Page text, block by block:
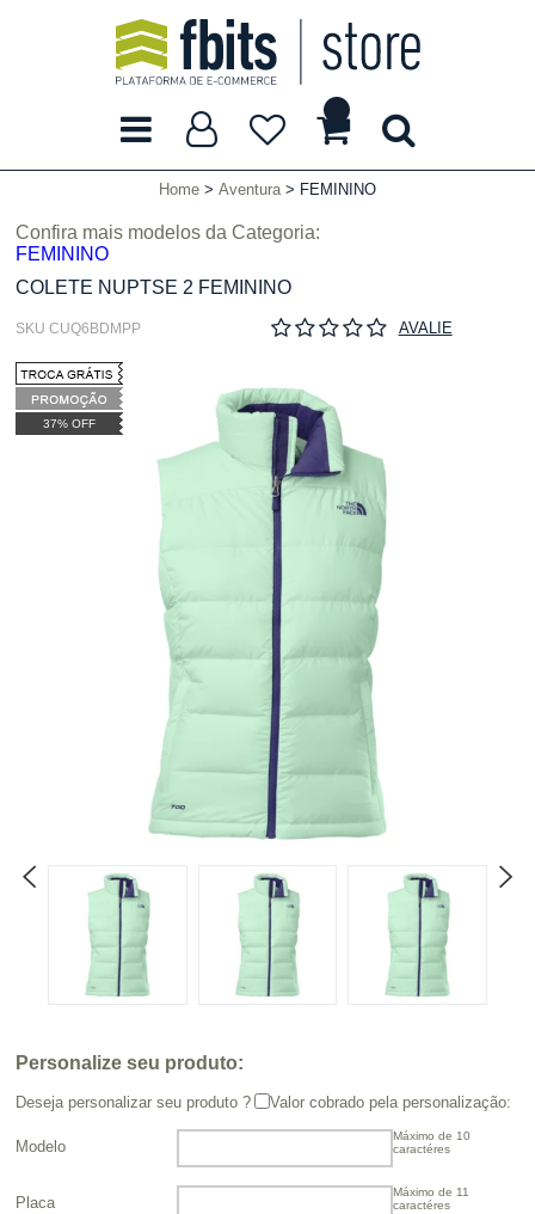
Home Aventura FEMININO
37% OFF
COLETE NUPTSE 2 FEMININO
SKU CUQ6BDMPP AVALIE
Personalize seu produto:
Deseja personalizar seu produto ?
Modelo
Máximo de 10
caractéres
Placa
Máximo de 11
caractéres
Valor cobrado pela personalização:
Confira mais modelos da Categoria:
FEMININO